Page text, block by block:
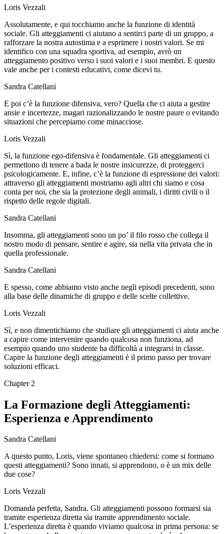
Loris Vezzali
Assolutamente, e qui tocchiamo anche la funzione di identità
sociale. Gli atteggiamenti ci aiutano a sentirci parte di un gruppo, a
rafforzare la nostra autostima e a esprimere i nostri valori. Se mi
identifico con una squadra sportiva, ad esempio, avrò un
atteggiamento positivo verso i suoi valori e i suoi membri. E questo
vale anche per i contesti educativi, come dicevi tu.
Sandra Catellani
E poi c’è la funzione difensiva, vero? Quella che ci aiuta a gestire
ansie e incertezze, magari razionalizzando le nostre paure o evitando
situazioni che percepiamo come minacciose.
Loris Vezzali
Sì, la funzione ego-difensiva è fondamentale. Gli atteggiamenti ci
permettono di tenere a bada le nostre insicurezze, di proteggerci
psicologicamente. E, infine, c’è la funzione di espressione dei valori:
attraverso gli atteggiamenti mostriamo agli altri chi siamo e cosa
conta per noi, che sia la protezione degli animali, i diritti civili o il
rispetto delle regole digitali.
Sandra Catellani
Insomma, gli atteggiamenti sono un po’ il filo rosso che collega il
nostro modo di pensare, sentire e agire, sia nella vita privata che in
quella professionale.
Sandra Catellani
E spesso, come abbiamo visto anche negli episodi precedenti, sono
alla base delle dinamiche di gruppo e delle scelte collettive.
Loris Vezzali
Sì, e non dimentichiamo che studiare gli atteggiamenti ci aiuta anche
a capire come intervenire quando qualcosa non funziona, ad
esempio quando uno studente ha difficoltà a integrarsi in classe.
Capire la funzione degli atteggiamenti è il primo passo per trovare
soluzioni efficaci.
Chapter 2
La Formazione degli Atteggiamenti:
Esperienza e Apprendimento
Sandra Catellani
A questo punto, Loris, viene spontaneo chiedersi: come si formano
questi atteggiamenti? Sono innati, si apprendono, o è un mix delle
due cose?
Loris Vezzali
Domanda perfetta, Sandra. Gli atteggiamenti possono formarsi sia
tramite esperienza diretta sia tramite apprendimento sociale.
L’esperienza diretta è quando viviamo qualcosa in prima persona: se